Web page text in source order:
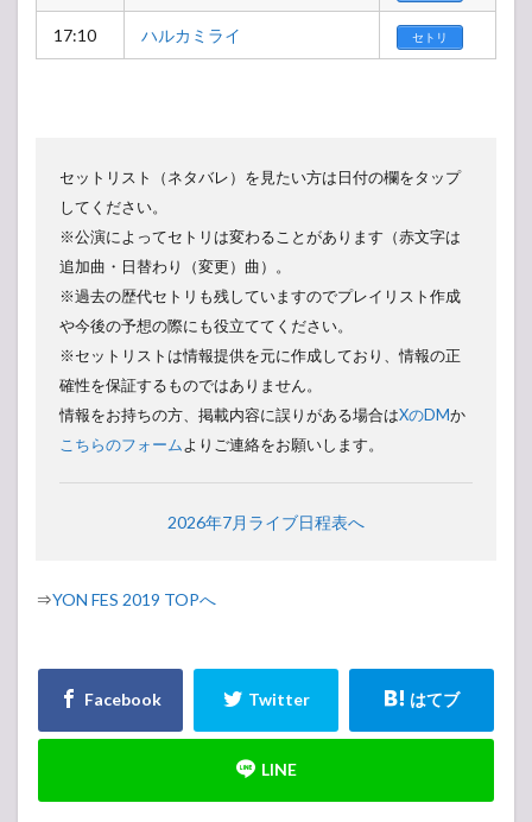
17:10 ハルカミライ セトリ
セットリスト（ネタバレ）を見たい方は日付の欄をタップ
してください。
※公演によってセトリは変わることがあります（赤文字は
追加曲・日替わり（変更）曲）。
※過去の歴代セトリも残していますのでプレイリスト作成
や今後の予想の際にも役立ててください。
※セットリストは情報提供を元に作成しており、情報の正
確性を保証するものではありません。
情報をお持ちの方、掲載内容に誤りがある場合はXのDMか
こちらのフォームよりご連絡をお願いします。
2026年7月ライブ日程表へ
⇒YON FES 2019 TOPへ